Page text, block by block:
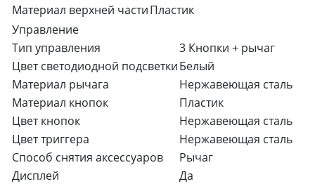
Материал верхней частиПластик
Управление
Тип управления
3 Кнопки + рычаг
Цвет светодиодной подсветкиБелый
Материал рычага
Нержавеющая сталь
Материал кнопок
Пластик
Цвет кнопок
Нержавеющая сталь
Цвет триггера
Нержавеющая сталь
Способ снятия аксессуаров
Рычаг
Дисплей
Да